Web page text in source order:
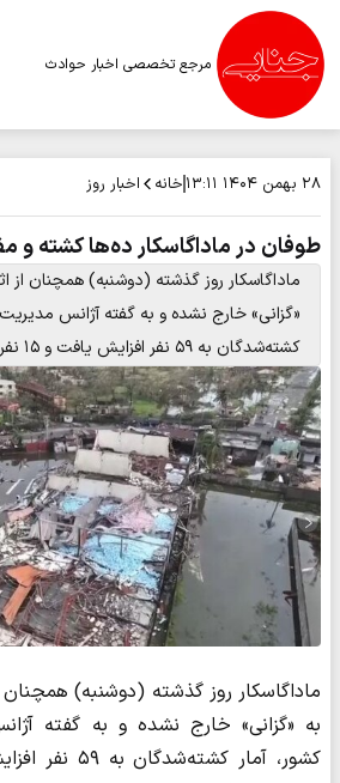
مرجع تخصصی اخبار حوادث
۲۸ بهمن ۱۴۰۴ ۱۳:۱۱ خانه اخبار روز
طوفان در ماداگاسکار ده‌ها کشته و
ماداگاسکار روز گذشته (دوشنبه) همچنان از
«گزانی» خارج نشده و به گفته آژانس
کشته‌شدگان به ۵۹ نفر افزایش یافت و ۱۵ نفر نیز مفقود شده‌اند
ماداگاسکار روز گذشته (دوشنبه)
به «گزانی» خارج نشده و به گفته